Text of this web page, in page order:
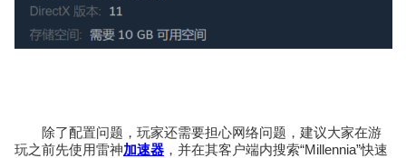
除了配置问题，玩家还需要担心网络问题，建议大家在游
玩之前先使用雷神加速器 ，并在其客户端内搜索“Millennia”快速